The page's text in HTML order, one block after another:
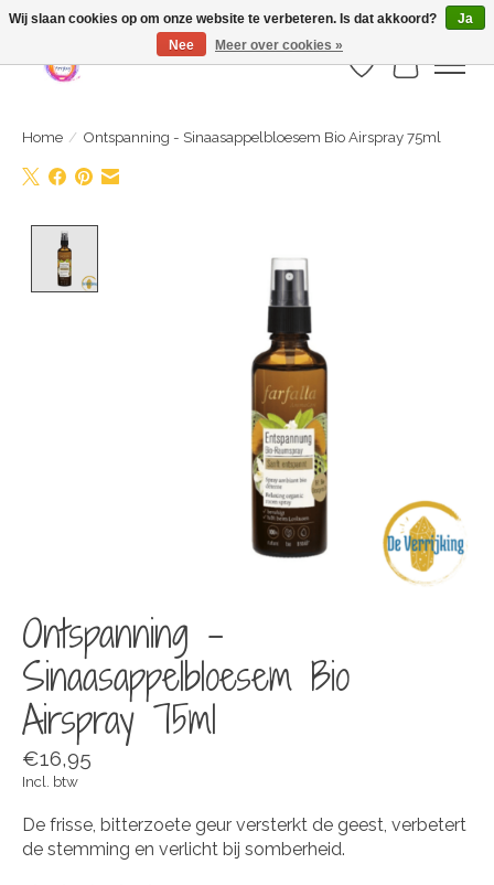
Webshop is geopend maar nog onder constructie | let op: Verzenden vanaf 29
juli
Verlanglijst
Home / Ontspanning - Sinaasappelbloesem Bio Airspray 75ml
Ontspanning -
Sinaasappelbloesem Bio
Airspray 75ml
€16,95
Incl. btw
De frisse, bitterzoete geur versterkt de geest, verbetert
de stemming en verlicht bij somberheid.
Wij slaan cookies op om onze website te verbeteren. Is dat akkoord?
Ja
Nee
Meer over cookies »